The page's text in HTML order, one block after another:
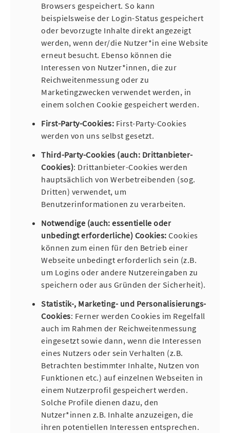
Browsers gespeichert. So kann
beispielsweise der Login-Status gespeichert
oder bevorzugte Inhalte direkt angezeigt
werden, wenn der/die Nutzer*in eine Website
erneut besucht. Ebenso können die
Interessen von Nutzer*innen, die zur
Reichweitenmessung oder zu
Marketingzwecken verwendet werden, in
einem solchen Cookie gespeichert werden.
First-Party-Cookies: First-Party-Cookies
werden von uns selbst gesetzt.
Third-Party-Cookies (auch: Drittanbieter-
Cookies): Drittanbieter-Cookies werden
hauptsächlich von Werbetreibenden (sog.
Dritten) verwendet, um
Benutzerinformationen zu verarbeiten.
Notwendige (auch: essentielle oder
unbedingt erforderliche) Cookies: Cookies
können zum einen für den Betrieb einer
Webseite unbedingt erforderlich sein (z.B.
um Logins oder andere Nutzereingaben zu
speichern oder aus Gründen der Sicherheit).
Statistik-, Marketing- und Personalisierungs-
Cookies: Ferner werden Cookies im Regelfall
auch im Rahmen der Reichweitenmessung
eingesetzt sowie dann, wenn die Interessen
eines Nutzers oder sein Verhalten (z.B.
Betrachten bestimmter Inhalte, Nutzen von
Funktionen etc.) auf einzelnen Webseiten in
einem Nutzerprofil gespeichert werden.
Solche Profile dienen dazu, den
Nutzer*innen z.B. Inhalte anzuzeigen, die
ihren potentiellen Interessen entsprechen.